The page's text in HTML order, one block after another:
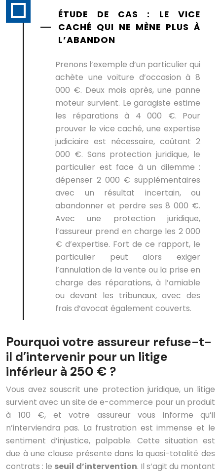
ÉTUDE DE CAS : LE VICE
CACHÉ QUI NE MÈNE PLUS À
L’ABANDON
Prenons l’exemple d’un particulier qui
achète une voiture d’occasion à 8
000 €. Deux mois après, une panne
moteur survient. Le garagiste estime
les réparations à 4 000 €. Pour
prouver le vice caché, une expertise
judiciaire est nécessaire, coûtant 2
000 €. Sans protection juridique, le
particulier est face à un dilemme :
dépenser 2 000 € supplémentaires
avec un résultat incertain, ou
abandonner et perdre ses 8 000 €.
Avec une protection juridique,
l’assureur prend en charge les 2 000
€ d’expertise. Fort de ce rapport, le
particulier peut alors exiger
l’annulation de la vente ou la prise en
charge des réparations, à l’amiable
ou devant les tribunaux, avec des
frais d’avocat également couverts.
Pourquoi votre assureur refuse-t-
il d’intervenir pour un litige
inférieur à 250 € ?
Vous avez souscrit une protection juridique, un litige
survient avec un site de e-commerce pour un produit
à 100 €, et votre assureur vous informe qu’il
n’interviendra pas. La frustration est immense et le
sentiment d’injustice, palpable. Cette situation est
due à une clause présente dans la quasi-totalité des
contrats : le seuil d’intervention. Il s’agit du montant